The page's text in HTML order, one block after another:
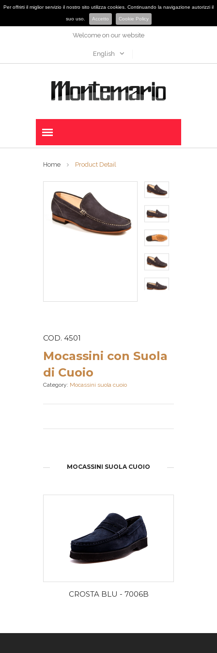
Per offrirti il miglior servizio il nostro sito utilizza cookies. Continuando la navigazione autorizzi il
suo uso. Accetto Cookie Policy
Welcome on our website
English
Home Product Detail
COD. 4501
Mocassini con Suola
di Cuoio
Category: Mocassini suola cuoio
MOCASSINI SUOLA CUOIO
DISCOVER MORE
CROSTA BLU - 7006B